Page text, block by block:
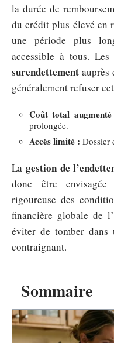
Sommaire
la durée de
du crédit plus élevé en
une période plus
accessible à tous.
surendettement auprès
généralement refuser
Coût total
prolongée.
Accès limité : Dossier
La gestion de
donc être envisagée
rigoureuse des
financière globale de
éviter de tomber dans
contraignant.